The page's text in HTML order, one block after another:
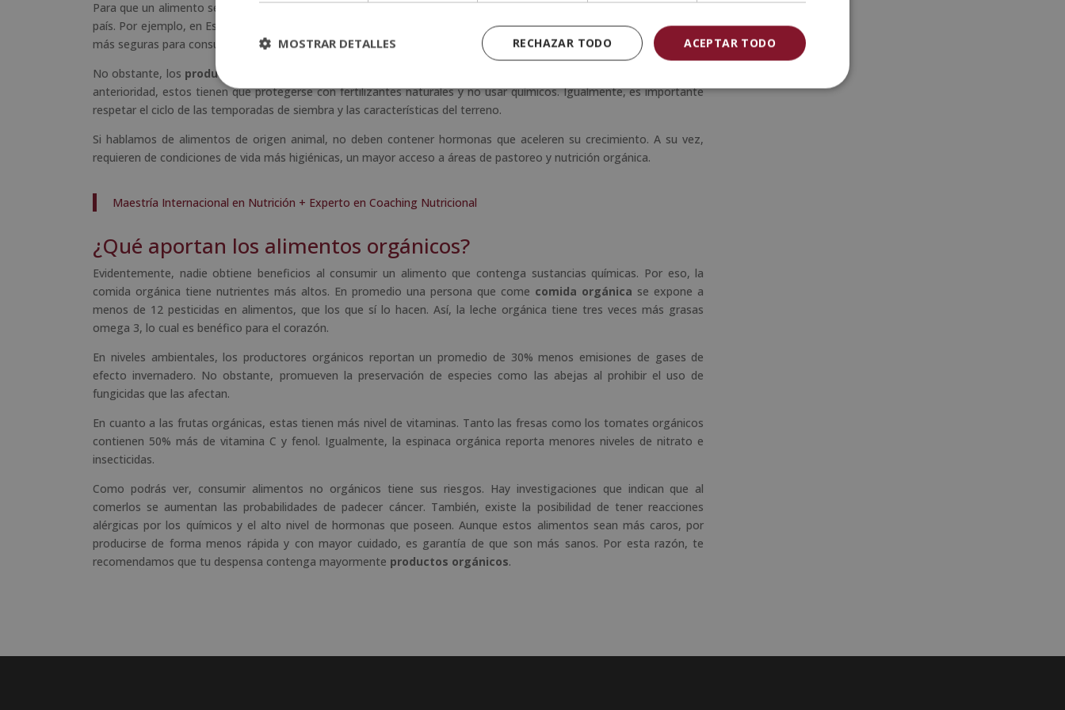
Para que un alimento sea considerado orgánico, debe estar certificado por las autoridades correspondientes de cada
país. Por ejemplo, en Estados Unidos existe la «Lista Nacional». Esta lista tiene todas las sustancias evaluadas como
más seguras para consumición y el impacto ambiental.
No obstante, los productos orgánicos
anterioridad, estos tienen que protegerse con fertilizantes naturales y no usar químicos. Igualmente, es importante
respetar el ciclo de las temporadas de siembra y las características del terreno.
Si hablamos de alimentos de origen animal, no deben contener hormonas que aceleren su crecimiento. A su vez,
requieren de condiciones de vida más higiénicas, un mayor acceso a áreas de pastoreo y nutrición orgánica.
Maestría Internacional en Nutrición + Experto en Coaching Nutricional
¿Qué aportan los alimentos orgánicos?
Evidentemente, nadie obtiene beneficios al consumir un alimento que contenga sustancias químicas. Por eso, la
comida orgánica tiene nutrientes más altos. En promedio una persona que come comida orgánica se expone a
menos de 12 pesticidas en alimentos, que los que sí lo hacen. Así, la leche orgánica tiene tres veces más grasas
omega 3, lo cual es benéfico para el corazón.
En niveles ambientales, los productores orgánicos reportan un promedio de 30% menos emisiones de gases de
efecto invernadero. No obstante, promueven la preservación de especies como las abejas al prohibir el uso de
fungicidas que las afectan.
En cuanto a las frutas orgánicas, estas tienen más nivel de vitaminas. Tanto las fresas como los tomates orgánicos
contienen 50% más de vitamina C y fenol. Igualmente, la espinaca orgánica reporta menores niveles de nitrato e
insecticidas.
Como podrás ver, consumir alimentos no orgánicos tiene sus riesgos. Hay investigaciones que indican que al
comerlos se aumentan las probabilidades de padecer cáncer. También, existe la posibilidad de tener reacciones
alérgicas por los químicos y el alto nivel de hormonas que poseen. Aunque estos alimentos sean más caros, por
producirse de forma menos rápida y con mayor cuidado, es garantía de que son más sanos. Por esta razón, te
recomendamos que tu despensa contenga mayormente productos orgánicos.
ACEPTAR TODO
RECHAZAR TODO
MOSTRAR DETALLES